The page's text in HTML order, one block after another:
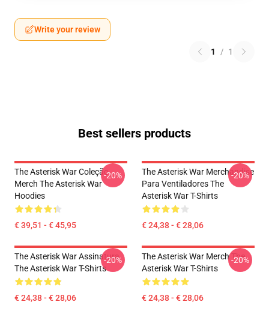
Write your review
1 / 1
Best sellers products
The Asterisk War Coleção
Merch The Asterisk War
Hoodies
€ 39,51 - € 45,95
-20%
The Asterisk War Merchandise
Para Ventiladores The
Asterisk War T-Shirts
€ 24,38 - € 28,06
-20%
The Asterisk War Assinatura
The Asterisk War T-Shirts
€ 24,38 - € 28,06
-20%
The Asterisk War Merch The
Asterisk War T-Shirts
€ 24,38 - € 28,06
-20%